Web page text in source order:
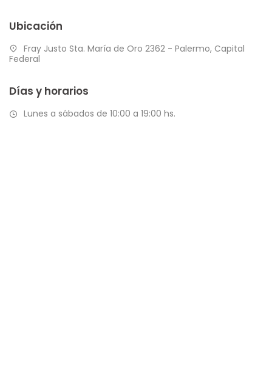
Ubicación
Fray Justo Sta. María de Oro 2362 - Palermo, Capital
Federal
Días y horarios
Lunes a sábados de 10:00 a 19:00 hs.